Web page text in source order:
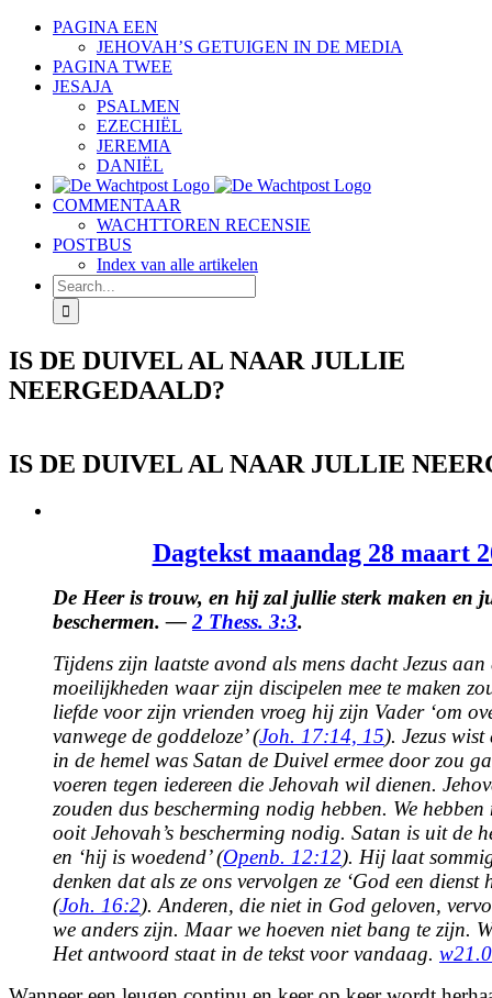
Skip
content
PAGINA EEN
JEHOVAH’S GETUIGEN IN DE MEDIA
PAGINA TWEE
JESAJA
PSALMEN
EZECHIËL
JEREMIA
DANIËL
COMMENTAAR
WACHTTOREN RECENSIE
POSTBUS
Index van alle artikelen
Search
for:
IS DE DUIVEL AL NAAR JULLIE
NEERGEDAALD?
IS DE DUIVEL AL NAAR JULLIE
Dagtekst maandag 28 maart
De Heer is trouw, en hij zal jullie sterk maken en
beschermen. — 2 Thess. 3:3.
Tijdens zijn laatste avond als mens dacht Jezus aan
moeilijkheden waar zijn discipelen mee te maken
liefde voor zijn vrienden vroeg hij zijn Vader ‘om
vanwege de goddeloze’ (Joh. 17:14, 15). Jezus
in de hemel was Satan de Duivel ermee door zou
voeren tegen iedereen die Jehovah wil dienen.
zouden dus bescherming nodig hebben. We
ooit Jehovah’s bescherming nodig. Satan is uit de
en ‘hij is woedend’ (Openb. 12:12). Hij laat
denken dat als ze ons vervolgen ze ‘God een dienst
(Joh. 16:2). Anderen, die niet in God geloven,
we anders zijn. Maar we hoeven niet bang te zijn.
Het antwoord staat in de tekst voor vandaag.